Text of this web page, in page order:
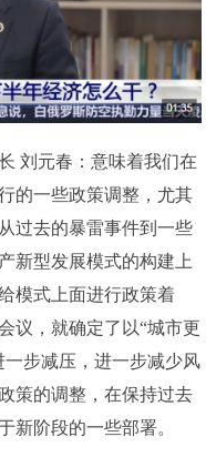
刘元春：意味着我们在
的一些政策调整，尤其
过去的暴雷事件到一些
新型发展模式的构建上
模式上面进行政策着
议，就确定了以“城市更
步减压，进一步减少风
策的调整，在保持过去
新阶段的一些部署。